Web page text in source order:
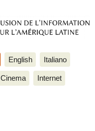
English Italiano
Cinema Internet